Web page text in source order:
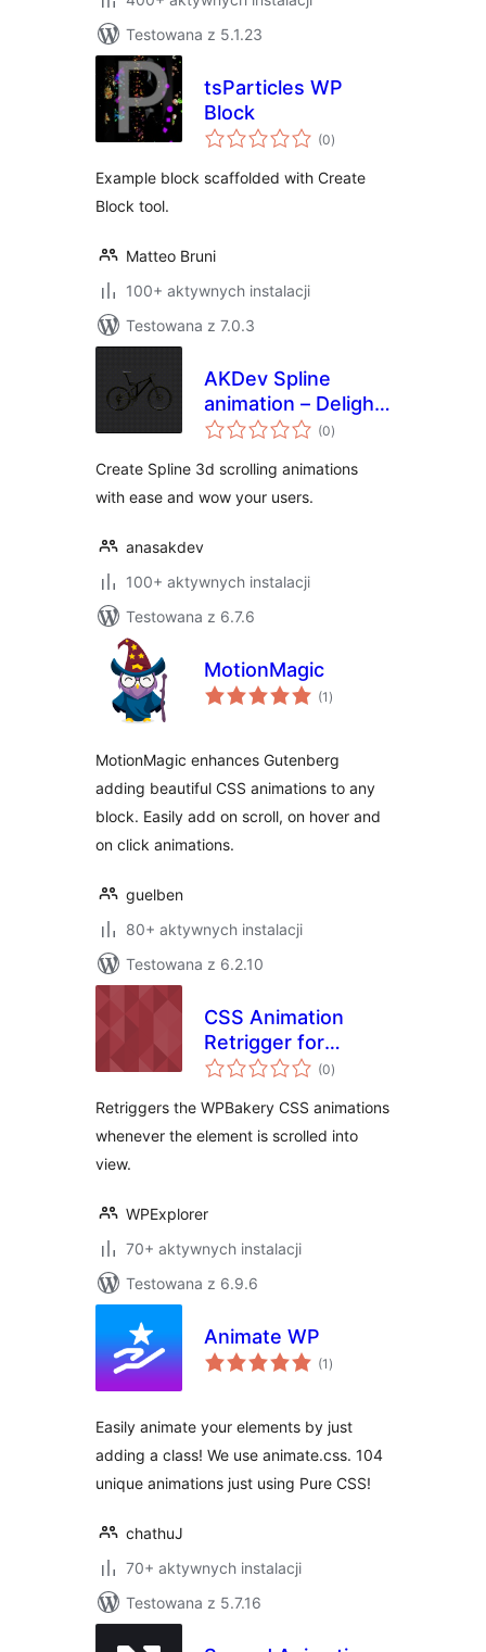
Testowana z 5.1.23
tsParticles WP
Block
(0wszystkich
ocen
)
Example block scaffolded with Create
Block tool.
Matteo Bruni
100+ aktywnych instalacji
Testowana z 7.0.3
AKDev Spline
animation – Delight
your users
scroll animations.
(0wszystkich
ocen
)
Create Spline 3d scrolling animations
with ease and wow your users.
anasakdev
100+ aktywnych instalacji
Testowana z 6.7.6
MotionMagic
(1 wszystkich
ocen
)
MotionMagic enhances Gutenberg
adding beautiful CSS animations to any
block. Easily add on scroll, on hover and
on click animations.
guelben
80+ aktywnych instalacji
Testowana z 6.2.10
CSS Animation
Retrigger for
WPBakery
(0wszystkich
ocen
)
Retriggers the WPBakery CSS animations
whenever the element is scrolled into
view.
WPExplorer
70+ aktywnych instalacji
Testowana z 6.9.6
Animate WP
(1 wszystkich
ocen
)
Easily animate your elements by just
adding a class! We use animate.css. 104
unique animations just using Pure CSS!
chathuJ
70+ aktywnych instalacji
Testowana z 5.7.16